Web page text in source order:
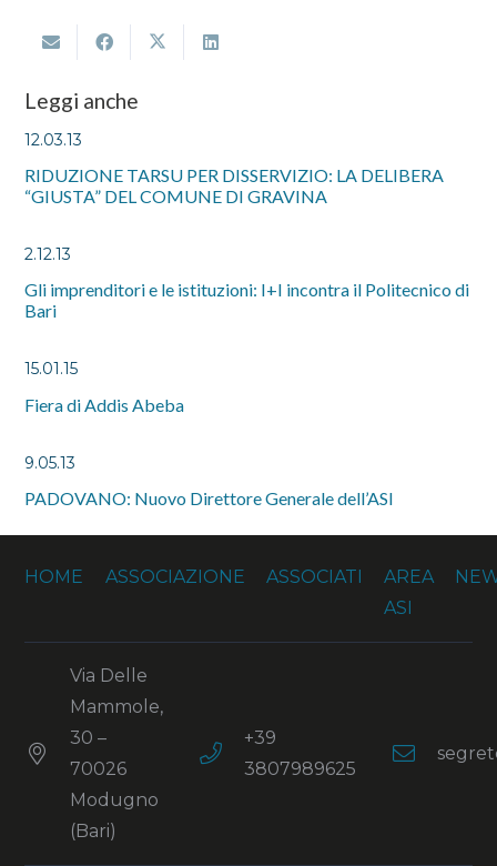
Leggi anche
12.03.13
RIDUZIONE TARSU PER DISSERVIZIO: LA DELIBERA
“GIUSTA” DEL COMUNE DI GRAVINA
2.12.13
Gli imprenditori e le istituzioni: I+I incontra il Politecnico di
Bari
15.01.15
Fiera di Addis Abeba
9.05.13
PADOVANO: Nuovo Direttore Generale dell’ASI
HOME ASSOCIAZIONE ASSOCIATI
AREA
ASI
Via Delle
Mammole,
30 –
70026
Modugno
(Bari)
+39
3807989625